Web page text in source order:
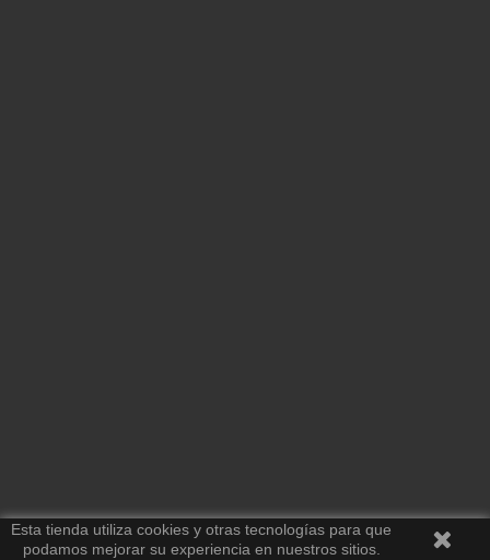
Esta tienda utiliza cookies y otras tecnologías para que
podamos mejorar su experiencia en nuestros sitios.